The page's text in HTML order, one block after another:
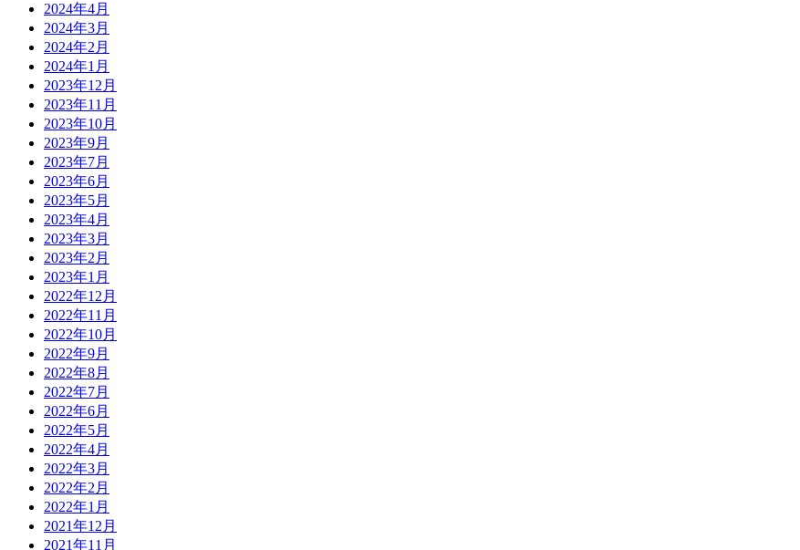
2024年4月
2024年3月
2024年2月
2024年1月
2023年12月
2023年11月
2023年10月
2023年9月
2023年7月
2023年6月
2023年5月
2023年4月
2023年3月
2023年2月
2023年1月
2022年12月
2022年11月
2022年10月
2022年9月
2022年8月
2022年7月
2022年6月
2022年5月
2022年4月
2022年3月
2022年2月
2022年1月
2021年12月
2021年11月